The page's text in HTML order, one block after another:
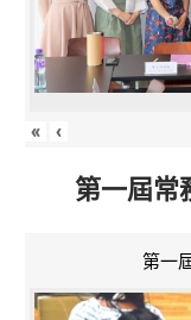
« ‹
第一屆
第一